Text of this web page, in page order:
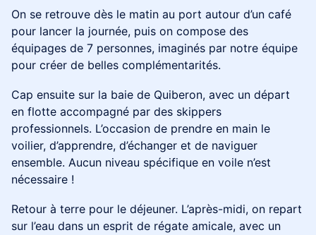
On se retrouve dès le matin au port autour d’un café
pour lancer la journée, puis on compose des
équipages de 7 personnes, imaginés par notre équipe
pour créer de belles complémentarités.
Cap ensuite sur la baie de Quiberon, avec un départ
en flotte accompagné par des skippers
professionnels. L’occasion de prendre en main le
voilier, d’apprendre, d’échanger et de naviguer
ensemble. Aucun niveau spécifique en voile n’est
nécessaire !
Retour à terre pour le déjeuner. L’après-midi, on repart
sur l’eau dans un esprit de régate amicale, avec un